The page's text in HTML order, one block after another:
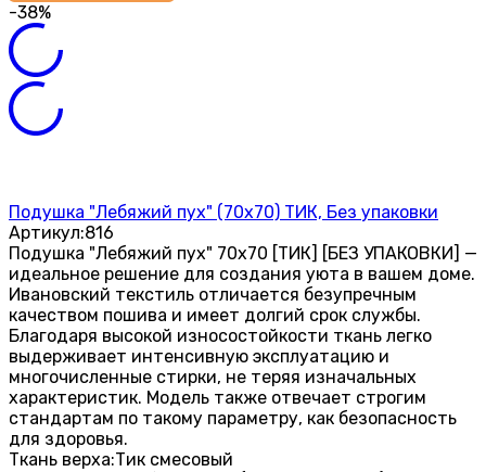
-38%
Подушка "Лебяжий пух" (70х70) ТИК, Без упаковки
Артикул:816
Подушка "Лебяжий пух" 70х70 [ТИК] [БЕЗ УПАКОВКИ] —
идеальное решение для создания уюта в вашем доме.
Ивановский текстиль отличается безупречным
качеством пошива и имеет долгий срок службы.
Благодаря высокой износостойкости ткань легко
выдерживает интенсивную эксплуатацию и
многочисленные стирки, не теряя изначальных
характеристик. Модель также отвечает строгим
стандартам по такому параметру, как безопасность
для здоровья.
Ткань верха:Тик смесовый